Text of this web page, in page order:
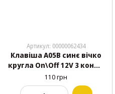
Артикул: 00000062434
Клавіша A05B синє вічко
кругла On\Off 12V 3 конт +
посадкове місце під
гніздо прикурювача
110 грн